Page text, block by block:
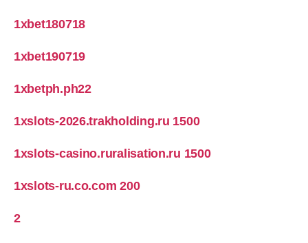
1xbet180718
1xbet190719
1xbetph.ph22
1xslots-2026.trakholding.ru 1500
1xslots-casino.ruralisation.ru 1500
1xslots-ru.co.com 200
2